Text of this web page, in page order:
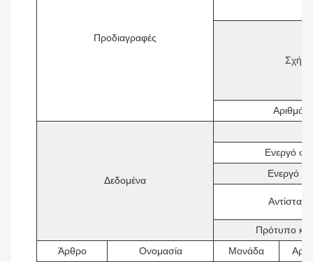
Προδιαγραφές
Αριθμός
Δεδομένα
Ενεργό
Ενεργό
Πρότυπο
Άρθρο
Ονομασία Μονάδα